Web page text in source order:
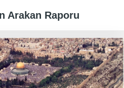
Arakan Raporu